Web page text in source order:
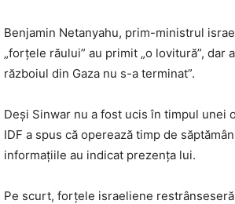
Benjamin Netanyahu, prim-ministrul
„forțele răului” au primit „o lovitură”, dar
războiul din Gaza nu s-a terminat”.
Deși Sinwar nu a fost ucis în timpul unei
IDF a spus că operează timp de
informațiile au indicat prezența lui.
Pe scurt, forțele israeliene